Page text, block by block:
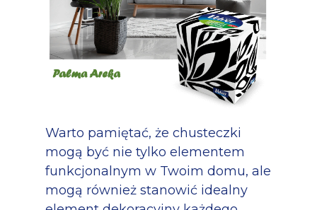
Warto pamiętać, że chusteczki
mogą być nie tylko elementem
funkcjonalnym w Twoim domu, ale
mogą również stanowić idealny